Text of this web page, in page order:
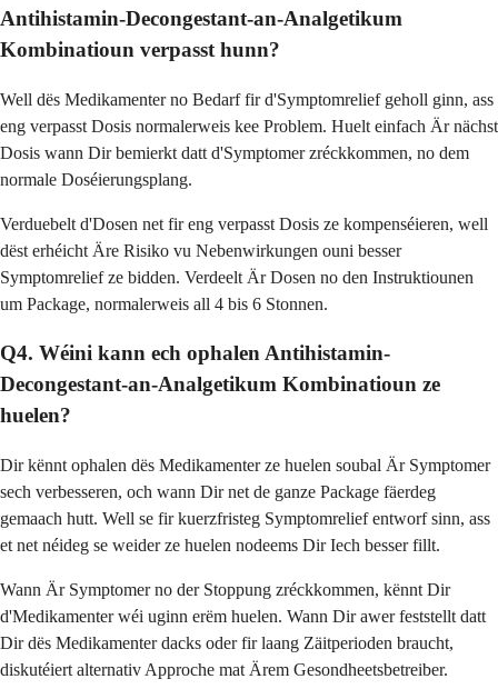
Antihistamin-Decongestant-an-Analgetikum
Kombinatioun verpasst hunn?
Well dës Medikamenter no Bedarf fir d'Symptomrelief geholl ginn, ass
eng verpasst Dosis normalerweis kee Problem. Huelt einfach Är nächst
Dosis wann Dir bemierkt datt d'Symptomer zréckkommen, no dem
normale Doséierungsplang.
Verduebelt d'Dosen net fir eng verpasst Dosis ze kompenséieren, well
dëst erhéicht Äre Risiko vu Nebenwirkungen ouni besser
Symptomrelief ze bidden. Verdeelt Är Dosen no den Instruktiounen
um Package, normalerweis all 4 bis 6 Stonnen.
Q4. Wéini kann ech ophalen Antihistamin-
Decongestant-an-Analgetikum Kombinatioun ze
huelen?
Dir kënnt ophalen dës Medikamenter ze huelen soubal Är Symptomer
sech verbesseren, och wann Dir net de ganze Package fäerdeg
gemaach hutt. Well se fir kuerzfristeg Symptomrelief entworf sinn, ass
et net néideg se weider ze huelen nodeems Dir Iech besser fillt.
Wann Är Symptomer no der Stoppung zréckkommen, kënnt Dir
d'Medikamenter wéi uginn erëm huelen. Wann Dir awer feststellt datt
Dir dës Medikamenter dacks oder fir laang Zäitperioden braucht,
diskutéiert alternativ Approche mat Ärem Gesondheetsbetreiber.